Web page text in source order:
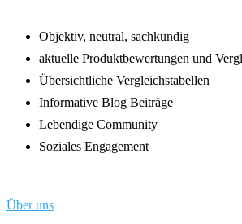
Objektiv, neutral, sachkundig
aktuelle Produktbewertungen und
Übersichtliche Vergleichstabellen
Informative Blog Beiträge
Lebendige Community
Soziales Engagement
Über uns